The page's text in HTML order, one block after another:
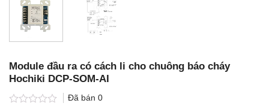
Module đầu ra có cách li cho chuông báo cháy
Hochiki DCP-SOM-AI
Đã bán 0